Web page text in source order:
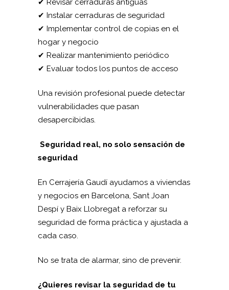
✔ Revisar cerraduras antiguas
✔ Instalar cerraduras de seguridad
✔ Implementar control de copias en el
hogar y negocio
✔ Realizar mantenimiento periódico
✔ Evaluar todos los puntos de acceso
Una revisión profesional puede detectar
vulnerabilidades que pasan
desapercibidas.
Seguridad real, no solo sensación de
seguridad
En Cerrajería Gaudí ayudamos a viviendas
y negocios en Barcelona, Sant Joan
Despí y Baix Llobregat a reforzar su
seguridad de forma práctica y ajustada a
cada caso.
No se trata de alarmar, sino de prevenir.
¿Quieres revisar la seguridad de tu